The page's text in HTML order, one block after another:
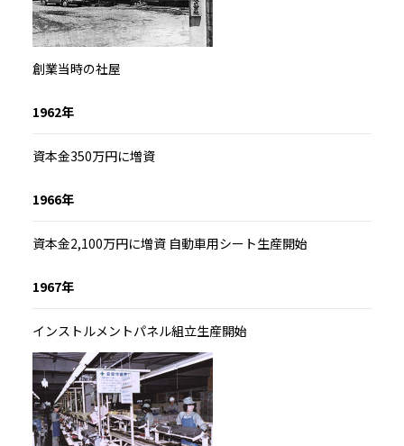
創業当時の社屋
1962年
資本金350万円に増資
1966年
資本金2,100万円に増資 自動車用シート生産開始
1967年
インストルメントパネル組立生産開始